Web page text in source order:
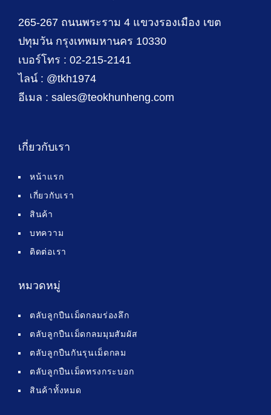
265-267 ถนนพระราม 4 แขวงรองเมือง เขต
ปทุมวัน กรุงเทพมหานคร 10330
เบอร์โทร : 02-215-2141
ไลน์ : @tkh1974
อีเมล : sales@teokhunheng.com
เกี่ยวกับเรา
หน้าแรก
เกี่ยวกับเรา
สินค้า
บทความ
ติดต่อเรา
หมวดหมู่
ตลับลูกปืนเม็ดกลมร่องลึก
ตลับลูกปืนเม็ดกลมมุมสัมผัส
ตลับลูกปืนกันรุนเม็ดกลม
ตลับลูกปืนเม็ดทรงกระบอก
สินค้าทั้งหมด